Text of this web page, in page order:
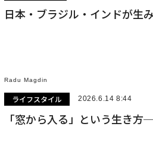
日本・ブラジル・インドが生
Radu Magdin
ライフスタイル 2026.6.14 8:44
「窓から入る」という生き